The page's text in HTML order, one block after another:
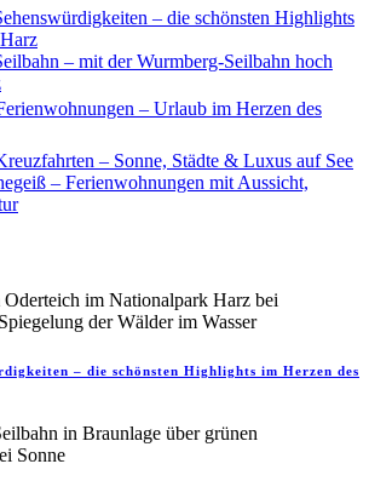
– die schönsten Highlights
– mit der Wurmberg-Seilbahn hoch
– Urlaub im Herzen des
– Sonne, Städte & Luxus auf See
– Ferienwohnungen mit Aussicht,
– die schönsten Highlights im Herzen des